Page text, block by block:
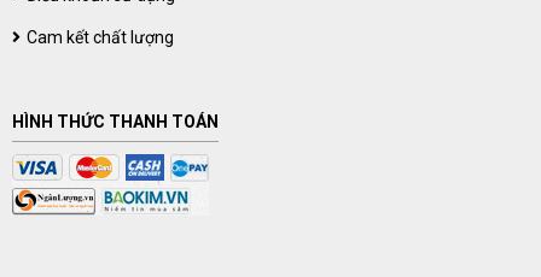
Cam kết chất lượng
HÌNH THỨC THANH TOÁN